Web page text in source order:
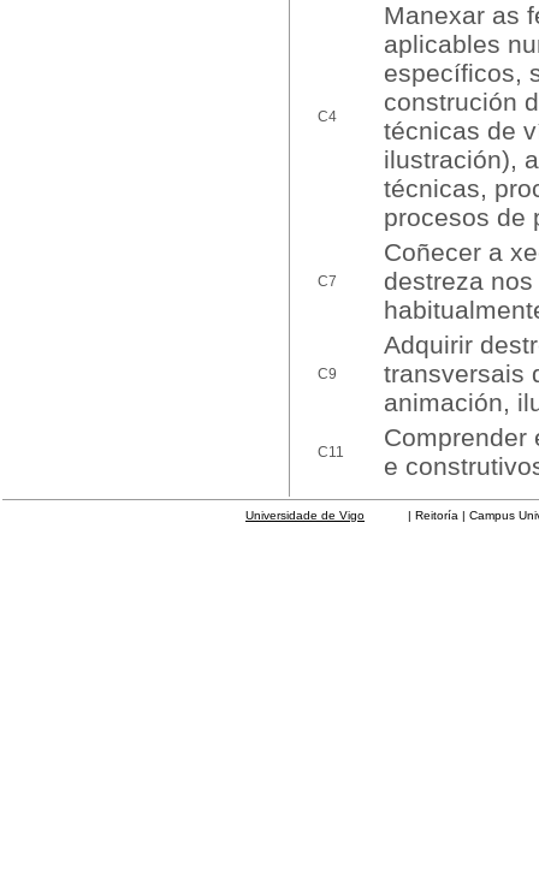
C4
Manexar as
aplicables
específicos,
construción
técnicas de
ilustración),
técnicas,
procesos de
C7
Coñecer a
destreza
C9
Adquirir
transversais
animación,
C11
Comprender
e
Universidade de Vigo | Reitoría | Campus